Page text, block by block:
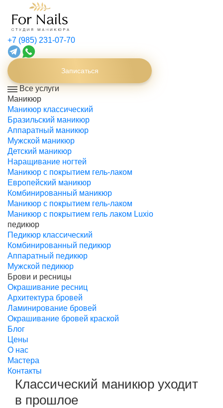
+7 (985) 231-07-70
Записаться
Все услуги
Маникюр
Маникюр классический
Бразильский маникюр
Аппаратный маникюр
Мужской маникюр
Детский маникюр
Наращивание ногтей
Маникюр с покрытием гель-лаком
Европейский маникюр
Комбинированный маникюр
Маникюр с покрытием гель-лаком
Маникюр с покрытием гель лаком Luxio
педикюр
Педикюр классический
Комбинированный педикюр
Аппаратный педикюр
Мужской педикюр
Брови и ресницы
Окрашивание ресниц
Архитектура бровей
Ламинирование бровей
Окрашивание бровей краской
Блог
Цены
О нас
Мастера
Контакты
Классический маникюр уходит
в прошлое